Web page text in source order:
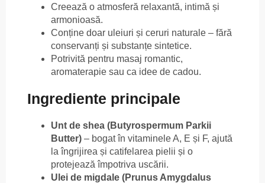
Creează o atmosferă relaxantă, intimă și
armonioasă.
Conține doar uleiuri și ceruri naturale – fără
conservanți și substanțe sintetice.
Potrivită pentru masaj romantic,
aromaterapie sau ca idee de cadou.
Ingrediente principale
Unt de shea (Butyrospermum Parkii
Butter) – bogat în vitaminele A, E și F, ajută
la îngrijirea și catifelarea pielii și o
protejează împotriva uscării.
Ulei de migdale (Prunus Amygdalus